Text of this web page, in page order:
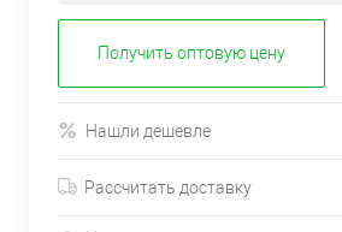
Получить оптовую цену
Нашли дешевле
Рассчитать доставку